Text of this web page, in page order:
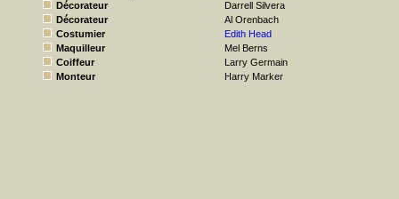
Décorateur
Darrell Silvera
Décorateur
Al Orenbach
Costumier
Edith Head
Maquilleur
Mel Berns
Coiffeur
Larry Germain
Monteur
Harry Marker